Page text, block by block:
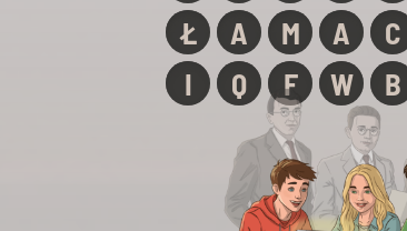
Ł
A M A C
I
Q F W B